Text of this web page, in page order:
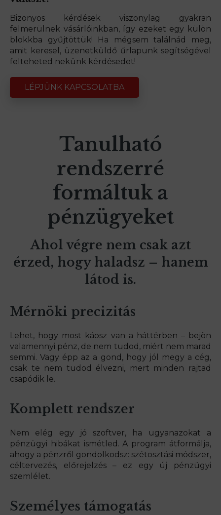
Bizonyos kérdések viszonylag gyakran
felmerülnek vásárlóinkban, így ezeket egy külön
blokkba gyűjtöttük! Ha mégsem találnád meg,
amit keresel, üzenetküldő űrlapunk segítségével
felteheted nekünk kérdésedet!
LÉPJÜNK KAPCSOLATBA
Tanulható
rendszerré
formáltuk a
pénzügyeket
Ahol végre nem csak azt
érzed, hogy haladsz – hanem
látod is.
Mérnöki precizitás
Lehet, hogy most káosz van a háttérben – bejön
valamennyi pénz, de nem tudod, miért nem marad
semmi. Vagy épp az a gond, hogy jól megy a cég,
csak te nem tudod élvezni, mert minden rajtad
csapódik le.
Komplett rendszer
Nem elég egy jó szoftver, ha ugyanazokat a
pénzügyi hibákat ismétled. A program átformálja,
ahogy a pénzről gondolkodsz: szétosztási módszer,
céltervezés, előrejelzés – ez egy új pénzügyi
szemlélet.
Személyes támogatás